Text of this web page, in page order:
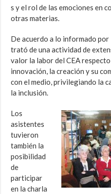
s y el rol de las emociones en
otras materias.
De acuerdo a lo informado por
trató de una actividad de
valor la labor del CEA
innovación, la creación y su
con el medio, privilegiando la
la inclusión.
Los
asistentes
tuvieron
también la
posibilidad
de
participar
en la charla